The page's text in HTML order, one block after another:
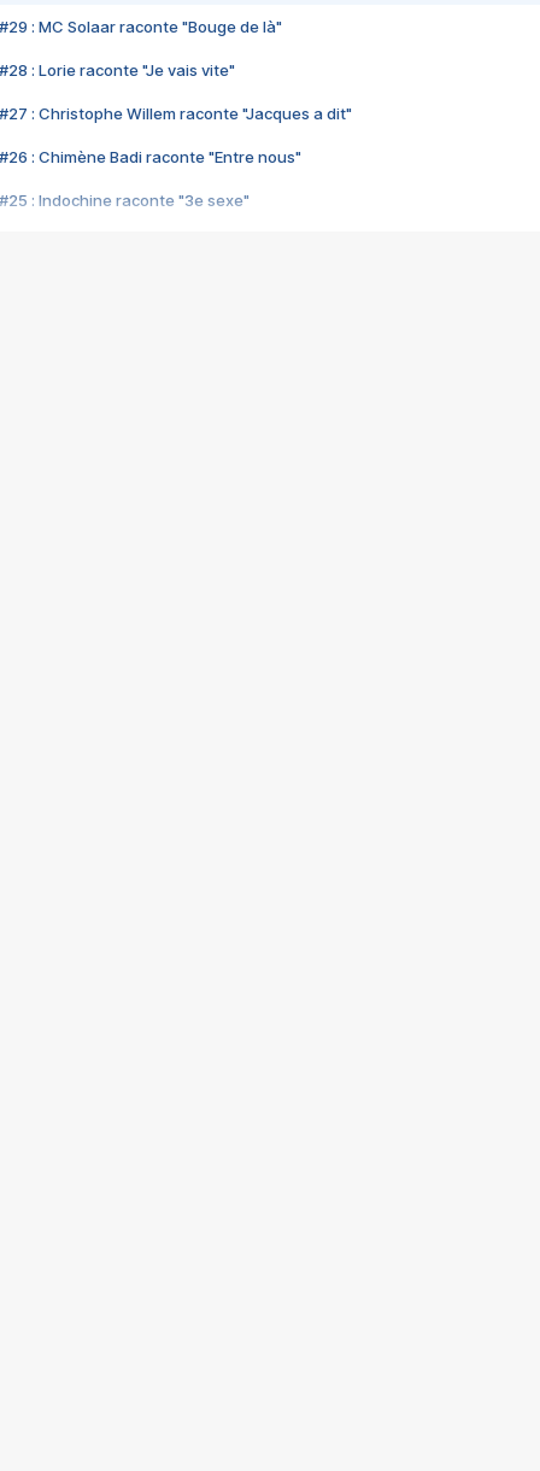
#29 : MC Solaar raconte "Bouge de là"
#28 : Lorie raconte "Je vais vite"
#27 : Christophe Willem raconte "Jacques a dit"
#26 : Chimène Badi raconte "Entre nous"
#25 : Indochine raconte "3e sexe"